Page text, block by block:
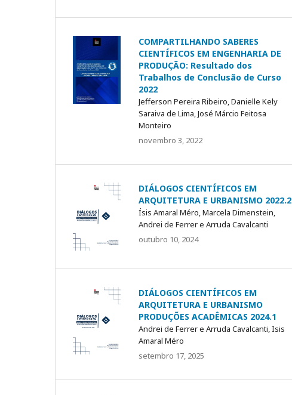
COMPARTILHANDO SABERES
CIENTÍFICOS EM ENGENHARIA DE
PRODUÇÃO: Resultado dos
Trabalhos de Conclusão de Curso
2022
Jefferson Pereira Ribeiro, Danielle Kely
Saraiva de Lima, José Márcio Feitosa
Monteiro
novembro 3, 2022
DIÁLOGOS CIENTÍFICOS EM
ARQUITETURA E URBANISMO 2022.2
Ísis Amaral Méro, Marcela Dimenstein,
Andrei de Ferrer e Arruda Cavalcanti
outubro 10, 2024
DIÁLOGOS CIENTÍFICOS EM
ARQUITETURA E URBANISMO
PRODUÇÕES ACADÊMICAS 2024.1
Andrei de Ferrer e Arruda Cavalcanti, Isis
Amaral Méro
setembro 17, 2025